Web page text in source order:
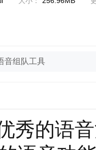
音组队工具
秀的语